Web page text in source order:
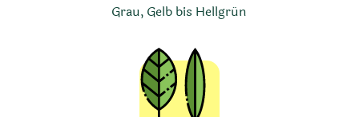
Grau, Gelb bis Hellgrün